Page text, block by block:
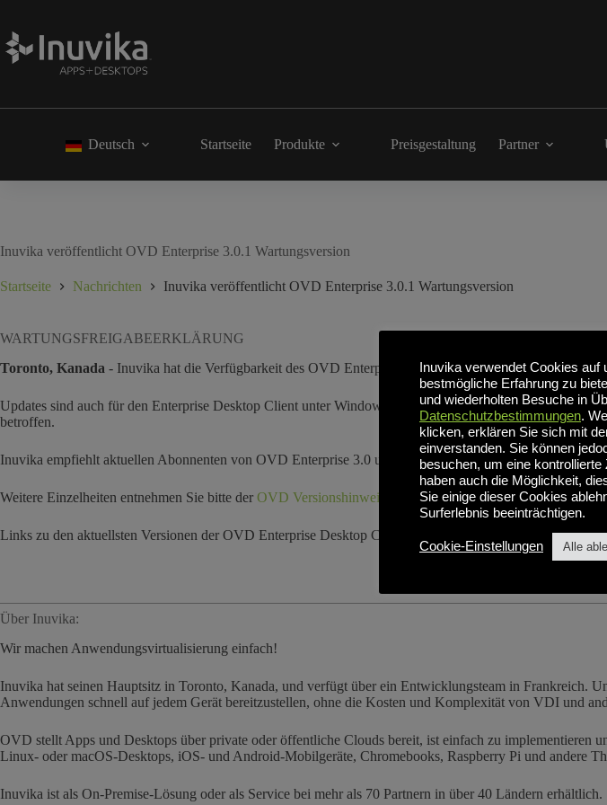
Deutsch Startseite Produkte Preisgestaltung Partner
Inuvika veröffentlicht OVD Enterprise 3.0.1 Wartungsversion
Startseite Nachrichten Inuvika veröffentlicht OVD Enterprise 3.0.1 Wartungsversion
WARTUNGSFREIGABEERKLÄRUNG
Toronto, Kanada - Inuvika hat die Verfügbarkeit des OVD Enterprise 3.0.1 Maintenance Release
Updates sind auch für den Enterprise Desktop Client unter Windows, macOS und Linux verfügbar. Der
betroffen.
Inuvika empfiehlt aktuellen Abonnenten von OVD Enterprise 3.0 und Nutzern des Enterprise Desktop-
Weitere Einzelheiten entnehmen Sie bitte der OVD Versionshinweise Zusammenfassung 3.0.1
Links zu den aktuellsten Versionen der OVD Enterprise Desktop Clients finden Sie im Bereich
Über Inuvika:
Wir machen Anwendungsvirtualisierung einfach!
Inuvika hat seinen Hauptsitz in Toronto, Kanada, und verfügt über ein Entwicklungsteam in Frankreich.
Anwendungen schnell auf jedem Gerät bereitzustellen, ohne die Kosten und Komplexität von VDI und
OVD stellt Apps und Desktops über private oder öffentliche Clouds bereit, ist einfach zu implementieren
Linux- oder macOS-Desktops, iOS- und Android-Mobilgeräte, Chromebooks, Raspberry Pi und andere
Inuvika ist als On-Premise-Lösung oder als Service bei mehr als 70 Partnern in über 40 Ländern erhältlich.
Inuvika verwendet Cookies auf
bestmögliche Erfahrung zu
und wiederholten Besuche in
Datenschutzbestimmungen.
klicken, erklären Sie sich mit
einverstanden. Sie können
besuchen, um eine
haben auch die Möglichkeit,
Sie einige dieser Cookies
Surferlebnis beeinträchtigen.
Cookie-Einstellungen Alle